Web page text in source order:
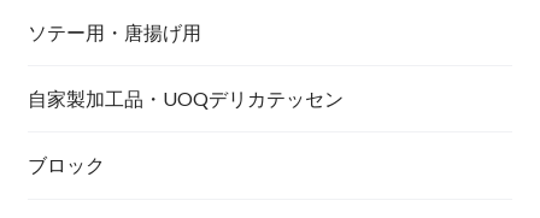
ソテー用・唐揚げ用
自家製加工品・UOQデリカテッセン
ブロック